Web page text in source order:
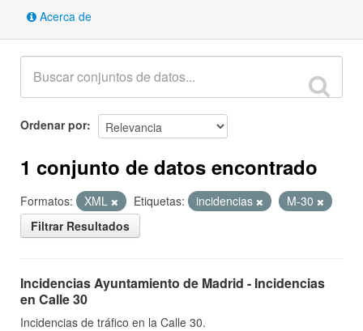
Acerca de
Ordenar por
1 conjunto de datos encontrado
Formatos: XML Etiquetas: incidencias
M-30
Filtrar Resultados
Incidencias Ayuntamiento de Madrid - Incidencias
en Calle 30
Incidencias de tráfico en la Calle 30.